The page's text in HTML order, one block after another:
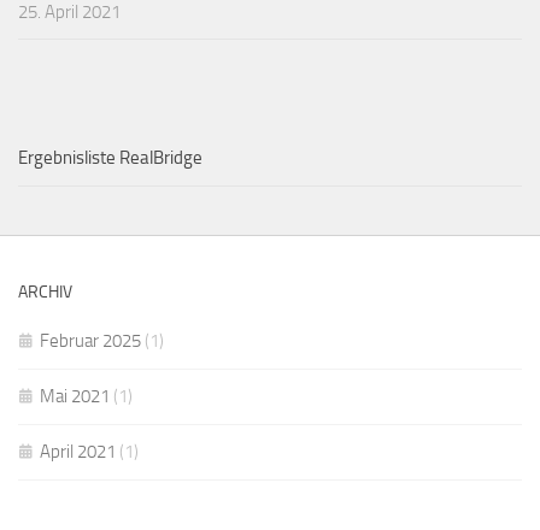
25. April 2021
Ergebnisliste RealBridge
ARCHIV
Februar 2025 (1)
Mai 2021 (1)
April 2021 (1)